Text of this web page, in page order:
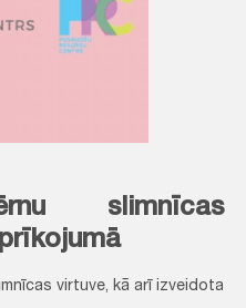
slimnīcas
virtuve, kā arī izveidota